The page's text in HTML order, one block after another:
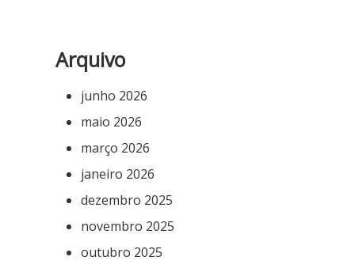
Arquivo
junho 2026
maio 2026
março 2026
janeiro 2026
dezembro 2025
novembro 2025
outubro 2025